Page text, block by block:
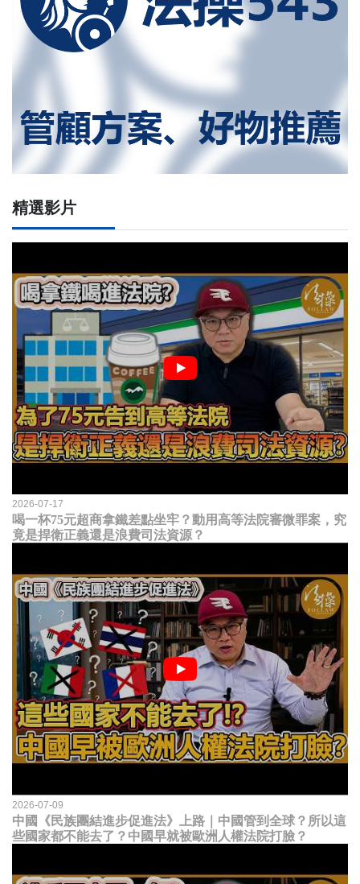
精選影片
2026-07-17
喝一杯75元超商拿鐵差點坐牢？動用高等法院審微罪案，究
竟是捍衛正義還是浪費司法資源？
2026-07-09
中國《民族團結進步促進法》上路｜中國管到全球？所以這
些國家都不能去了？中國早就被歐洲人權法院打臉？